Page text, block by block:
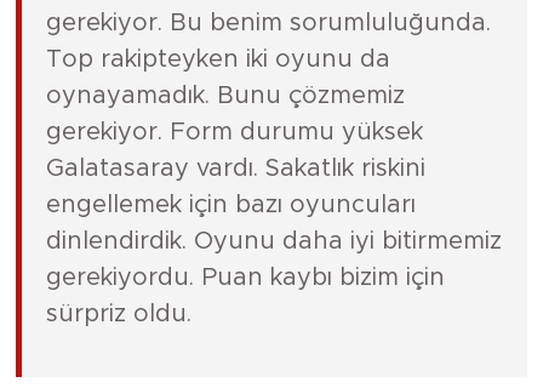
gerekiyor. Bu benim sorumluluğunda.
Top rakipteyken iki oyunu da
oynayamadık. Bunu çözmemiz
gerekiyor. Form durumu yüksek
Galatasaray vardı. Sakatlık riskini
engellemek için bazı oyuncuları
dinlendirdik. Oyunu daha iyi bitirmemiz
gerekiyordu. Puan kaybı bizim için
sürpriz oldu.